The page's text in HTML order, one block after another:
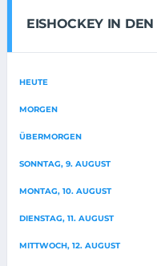
EISHOCKEY IN
HEUTE
MORGEN
ÜBERMORGEN
SONNTAG, 9. AUGUST
MONTAG, 10. AUGUST
DIENSTAG, 11. AUGUST
MITTWOCH, 12. AUGUST